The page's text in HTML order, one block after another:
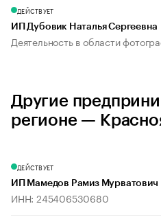
ДЕЙСТВУЕТ
ИП Дубовик Наталья Сергеевна
Деятельность в области
Другие
регионе —
ДЕЙСТВУЕТ
ИП Мамедов Рамиз Мурватович
ИНН: 245406530680